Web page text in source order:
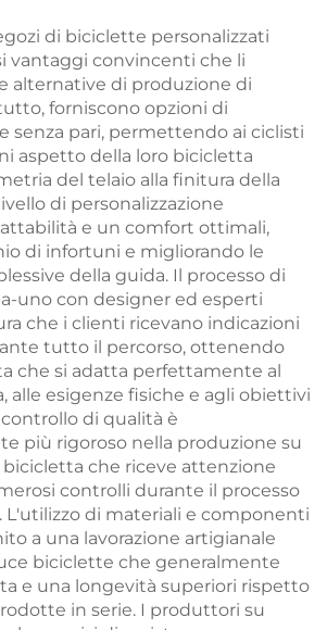
acciaio, fuoristrada
di biciclette personalizzati
vantaggi convincenti che li
alternative di produzione di
forniscono opzioni di
senza pari, permettendo ai ciclisti
aspetto della loro bicicletta
del telaio alla finitura della
di personalizzazione
e un comfort ottimali,
di infortuni e migliorando le
della guida. Il processo di
uno con designer ed esperti
che i clienti ricevano indicazioni
tutto il percorso, ottenendo
che si adatta perfettamente al
alle esigenze fisiche e agli obiettivi
di qualità è
più rigoroso nella produzione su
bicicletta che riceve attenzione
controlli durante il processo
L'utilizzo di materiali e componenti
a una lavorazione artigianale
biciclette che generalmente
e una longevità superiori rispetto
in serie. I produttori su